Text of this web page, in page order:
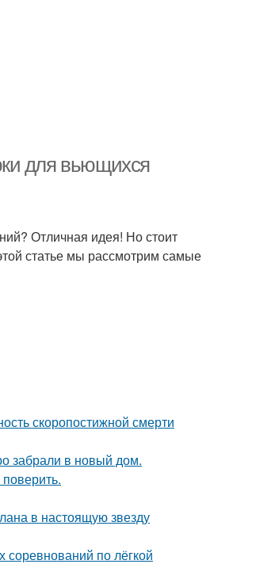
для вьющихся
Отличная идея! Но стоит
статье мы рассмотрим самые
скоропостижной смерти
забрали в новый дом.
в настоящую звезду
по лёгкой